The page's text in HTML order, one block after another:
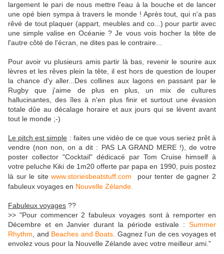
largement le pari de nous mettre l'eau à la bouche et de lancer
une opé bien sympa à travers le monde ! Après tout, qui n'a pas
rêvé de tout plaquer (appart, meubles and co...) pour partir avec
une simple valise en Océanie ? Je vous vois hocher la tête de
l'autre côté de l'écran, ne dites pas le contraire...
Pour avoir vu plusieurs amis partir là bas, revenir le sourire aux
lèvres et les rêves plein la tête, il est hors de question de louper
la chance d'y aller...Des collines aux lagons en passant par le
Rugby que j'aime de plus en plus, un mix de cultures
hallucinantes, des îles à n'en plus finir et surtout une évasion
totale dûe au décalage horaire et aux jours qui se lèvent avant
tout le monde ;-)
Le pitch est simple : faites une vidéo de ce que vous seriez prêt à
vendre (non non, on a dit : PAS LA GRAND MERE !), de votre
poster collector "Cocktail" dédicacé par Tom Cruise himself à
votre peluche Kiki de 1m20 offerte par papa en 1990, puis postez
là sur le sitewww.storiesbeatstuff.com pour tenter de gagner 2
fabuleux voyages en Nouvelle Zélande.
Fabuleux voyages ??
>> "Pour commencer 2 fabuleux voyages sont à remporter en
Décembre et en Janvier durant la période estivale : Summer
Rhythm , and Beaches and Boats . Gagnez l’un de ces voyages et
envolez vous pour la Nouvelle Zélande avec votre meilleur ami."